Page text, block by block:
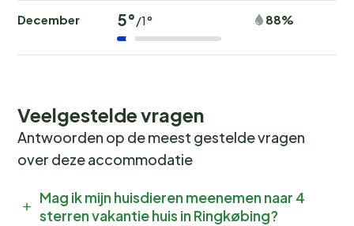
December 5°/1° 88%
Veelgestelde vragen
Antwoorden op de meest gestelde vragen
over deze accommodatie
Mag ik mijn huisdieren meenemen naar 4
sterren vakantie huis in Ringkøbing?